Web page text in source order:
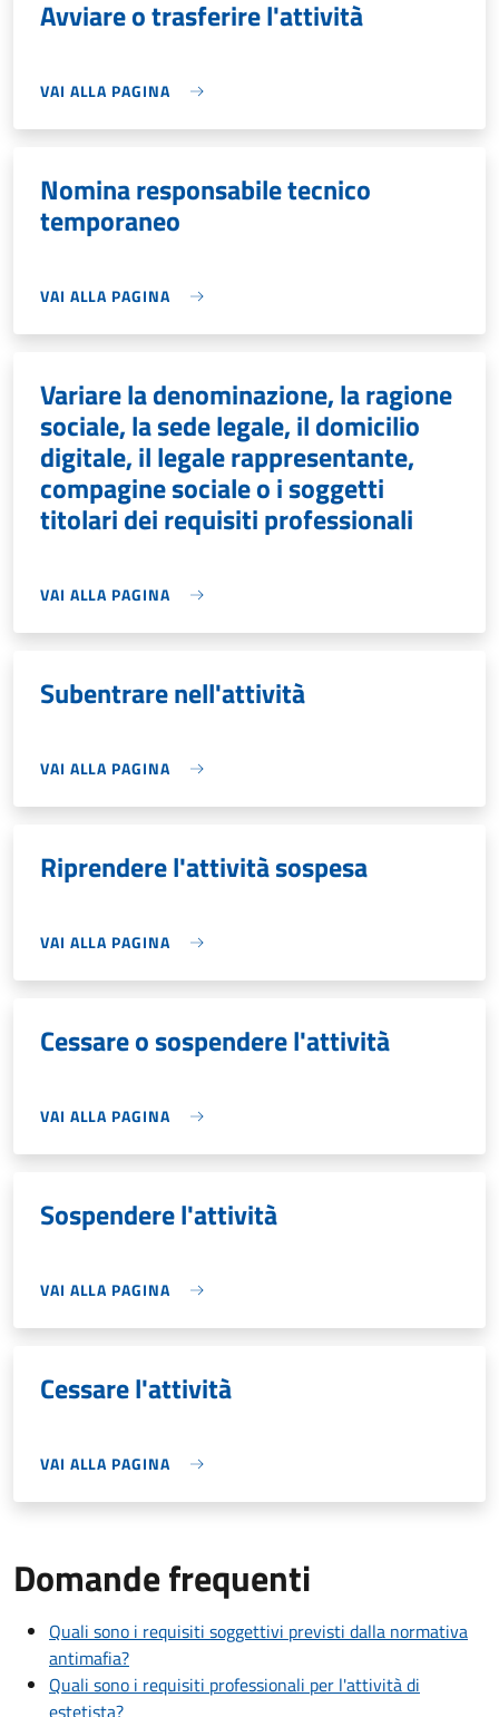
Avviare o trasferire l'attività
VAI ALLA PAGINA
Nomina responsabile tecnico
temporaneo
VAI ALLA PAGINA
Variare la denominazione, la ragione
sociale, la sede legale, il domicilio
digitale, il legale rappresentante,
compagine sociale o i soggetti
titolari dei requisiti professionali
VAI ALLA PAGINA
Subentrare nell'attività
VAI ALLA PAGINA
Riprendere l'attività sospesa
VAI ALLA PAGINA
Cessare o sospendere l'attività
VAI ALLA PAGINA
Sospendere l'attività
VAI ALLA PAGINA
Cessare l'attività
VAI ALLA PAGINA
Domande frequenti
Quali sono i requisiti soggettivi previsti dalla normativa
antimafia?
Quali sono i requisiti professionali per l'attività di
estetista?